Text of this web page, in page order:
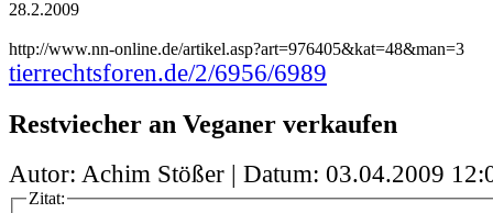
28.2.2009
http://www.nn-online.de/artikel.asp?art=976405&kat=48&man=3
tierrechtsforen.de/2/6956/6989
Restviecher an Veganer verkaufen
Autor: Achim Stößer | Datum: 03.04.2009
Zitat: